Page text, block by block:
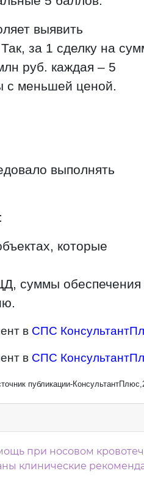
выявить
за 1 сделку на
руб. каждая – 5
с меньшей ценой.
выполнять
которые
суммы обеспечения
в СПС
в СПС
публикации-
при носовом
клинические